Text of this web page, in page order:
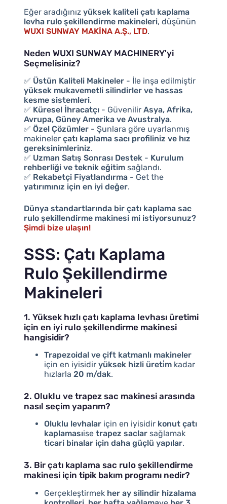
Eğer aradığınız yüksek kaliteli çatı kaplama
levha rulo şekillendirme makineleri, düşünün
WUXI SUNWAY MAKİNA A.Ş., LTD.
Neden WUXI SUNWAY MACHINERY'yi
Seçmelisiniz?
✅ Üstün Kaliteli Makineler- İle inşa edilmiştir
yüksek mukavemetli silindirler ve hassas
kesme sistemleri.
✅ Küresel İhracatçı- Güvenilir Asya, Afrika,
Avrupa, Güney Amerika ve Avustralya.
✅ Özel Çözümler- Şunlara göre uyarlanmış
makineler çatı kaplama sacı profiliniz ve hız
gereksinimleriniz.
✅ Uzman Satış Sonrası Destek - Kurulum
rehberliği ve teknik eğitimsağlandı.
✅ Rekabetçi Fiyatlandırma- Get the
yatırımınız için en iyi değer.
Dünya standartlarında bir çatı kaplama sac
rulo şekillendirme makinesi mi istiyorsunuz?
Şimdi bize ulaşın!
SSS: Çatı Kaplama
Rulo Şekillendirme
Makineleri
1. Yüksek hızlı çatı kaplama levhası üretimi
için en iyi rulo şekillendirme makinesi
hangisidir?
Trapezoidal ve çift katmanlı makineler
için en iyisidir yüksek hizli üreti̇mkadar
hızlarla 20 m/dak.
2. Oluklu ve trapez sac makinesi arasında
nasıl seçim yaparım?
Oluklu levhalariçin en iyisidir konut çatı
kaplamasıise trapez saclarsağlamak
ticari binalar için daha güçlü yapılar.
3. Bir çatı kaplama sac rulo şekillendirme
makinesi için tipik bakım programı nedir?
Gerçekleştirmek her ay silindir hizalama